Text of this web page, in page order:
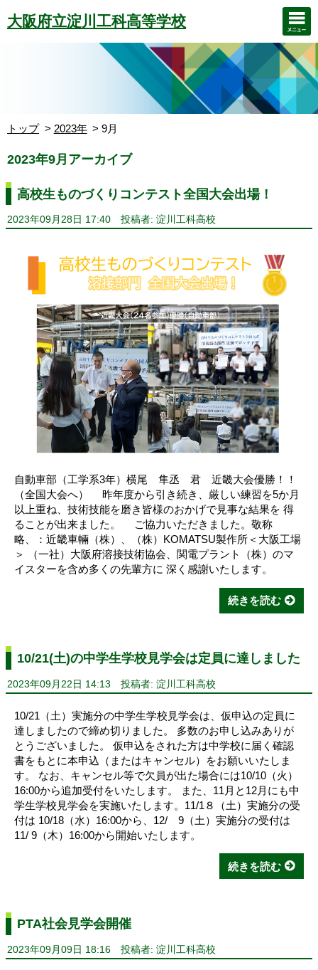
大阪府立淀川工科高等学校
トップ 2023年 9月
2023年9月アーカイブ
高校生ものづくりコンテスト全国大会出場！
2023年09月28日 17:40 投稿者: 淀川工科高校
自動車部（工学系3年）横尾 隼丞 君 近畿大会優勝！！
（全国大会へ） 昨年度から引き続き、厳しい練習を5か月
以上重ね、技術技能を磨き皆様のおかげで見事な結果を 得
ることが出来ました。 ご協力いただきました。敬称
略、：近畿車輛（株）、（株）KOMATSU製作所＜大阪工場
＞ （一社）大阪府溶接技術協会、関電プラント（株）のマ
イスターを含め多くの先輩方に 深く感謝いたします。
続きを読む
10/21(土)の中学生学校見学会は定員に達しました
2023年09月22日 14:13 投稿者: 淀川工科高校
10/21（土）実施分の中学生学校見学会は、仮申込の定員に
達しましたので締め切りました。 多数のお申し込みありが
とうございました。 仮申込をされた方は中学校に届く確認
書をもとに本申込（またはキャンセル）をお願いいたしま
す。 なお、キャンセル等で欠員が出た場合には10/10（火）
16:00から追加受付をいたします。 また、11月と12月にも中
学生学校見学会を実施いたします。11/1８（土）実施分の受
付は 10/18（水）16:00から、12/ 9（土）実施分の受付は
11/ 9（木）16:00から開始いたします。
続きを読む
PTA社会見学会開催
2023年09月09日 18:16 投稿者: 淀川工科高校